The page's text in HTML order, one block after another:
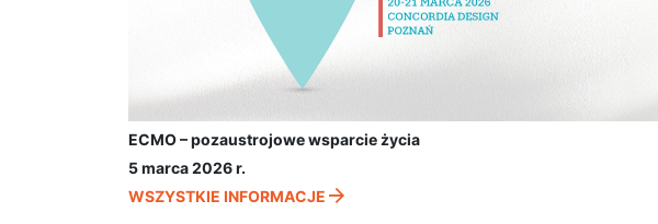
ECMO – pozaustrojowe wsparcie życia
5 marca 2026 r.
WSZYSTKIE INFORMACJE